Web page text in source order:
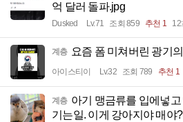
억 달러 돌파.jpg
Dusked Lv.71 조회 859 추천 1
계층 요즘 폼 미쳐버린 광기
아이스티이 Lv.32 조회 789 추천 1
계층 아기 맹금류를 입에넣
기는일. 이게 강아지야 매야?